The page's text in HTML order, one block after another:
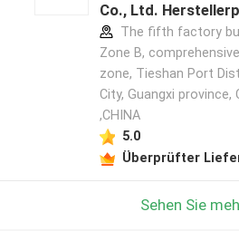
Co., Ltd.
The fifth factory
Zone B,
zone, Tieshan Port
City, Guangxi province,
,CHINA
5.0
Überprüfter
Sehen Sie